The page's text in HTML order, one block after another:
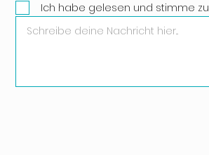
Ich habe gelesen und stimme zu